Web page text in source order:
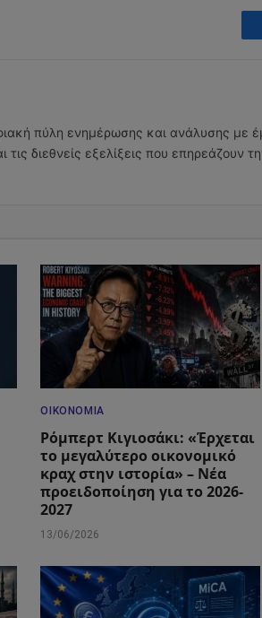
πύλη ενημέρωσης και ανάλυσης με
διεθνείς εξελίξεις που επηρεάζουν
ΟΙΚΟΝΟΜΊΑ
Ρόμπερτ Κιγιοσάκι: «Έρχεται
το μεγαλύτερο οικονομικό
κραχ στην ιστορία» – Νέα
προειδοποίηση για το 2026-
2027
13/06/2026